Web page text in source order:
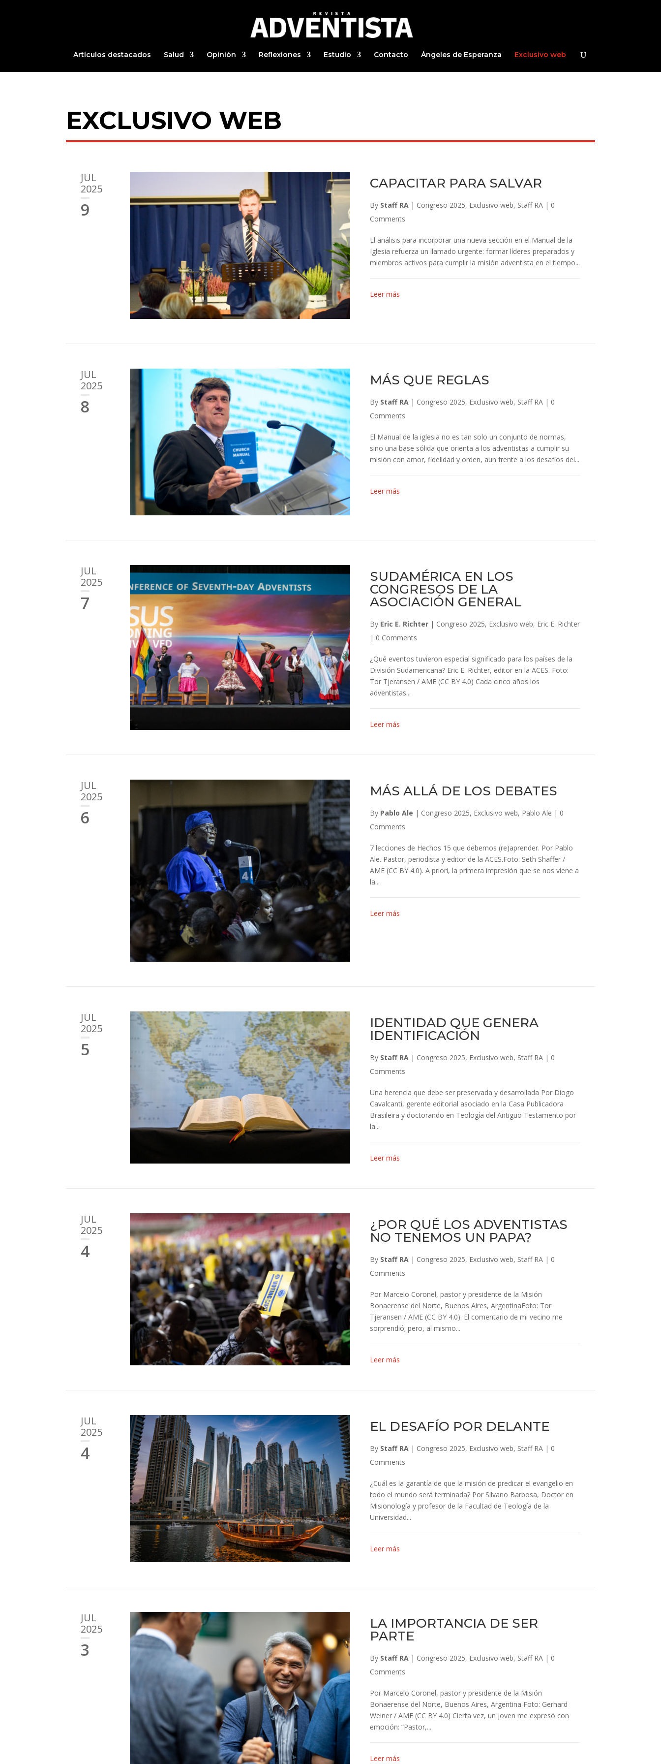
Artículos destacados Salud Opinión Reflexiones Estudio Contacto Ángeles de Esperanza Exclusivo web
EXCLUSIVO WEB
JUL
2025
9
CAPACITAR PARA SALVAR
By Staff RA | Congreso 2025, Exclusivo web, Staff RA | 0
Comments
El análisis para incorporar una nueva sección en el Manual de la
Iglesia refuerza un llamado urgente: formar líderes preparados y
miembros activos para cumplir la misión adventista en el tiempo...
Leer más
JUL
2025
8
MÁS QUE REGLAS
By Staff RA | Congreso 2025, Exclusivo web, Staff RA | 0
Comments
El Manual de la iglesia no es tan solo un conjunto de normas,
sino una base sólida que orienta a los adventistas a cumplir su
misión con amor, fidelidad y orden, aun frente a los desafíos del...
Leer más
JUL
2025
7
SUDAMÉRICA EN LOS
CONGRESOS DE LA
ASOCIACIÓN GENERAL
By Eric E. Richter | Congreso 2025, Exclusivo web, Eric E. Richter
| 0 Comments
¿Qué eventos tuvieron especial significado para los países de la
División Sudamericana? Eric E. Richter, editor en la ACES. Foto:
Tor Tjeransen / AME (CC BY 4.0) Cada cinco años los
adventistas...
Leer más
JUL
2025
6
MÁS ALLÁ DE LOS DEBATES
By Pablo Ale | Congreso 2025, Exclusivo web, Pablo Ale | 0
Comments
7 lecciones de Hechos 15 que debemos (re)aprender. Por Pablo
Ale. Pastor, periodista y editor de la ACES.Foto: Seth Shaffer /
AME (CC BY 4.0). A priori, la primera impresión que se nos viene a
la...
Leer más
JUL
2025
5
IDENTIDAD QUE GENERA
IDENTIFICACIÓN
By Staff RA | Congreso 2025, Exclusivo web, Staff RA | 0
Comments
Una herencia que debe ser preservada y desarrollada Por Diogo
Cavalcanti, gerente editorial asociado en la Casa Publicadora
Brasileira y doctorando en Teología del Antiguo Testamento por
la...
Leer más
JUL
2025
4
¿POR QUÉ LOS ADVENTISTAS
NO TENEMOS UN PAPA?
By Staff RA | Congreso 2025, Exclusivo web, Staff RA | 0
Comments
Por Marcelo Coronel, pastor y presidente de la Misión
Bonaerense del Norte, Buenos Aires, ArgentinaFoto: Tor
Tjeransen / AME (CC BY 4.0). El comentario de mi vecino me
sorprendió; pero, al mismo...
Leer más
JUL
2025
4
EL DESAFÍO POR DELANTE
By Staff RA | Congreso 2025, Exclusivo web, Staff RA | 0
Comments
¿Cuál es la garantía de que la misión de predicar el evangelio en
todo el mundo será terminada? Por Silvano Barbosa, Doctor en
Misionología y profesor de la Facultad de Teología de la
Universidad...
Leer más
JUL
2025
3
LA IMPORTANCIA DE SER
PARTE
By Staff RA | Congreso 2025, Exclusivo web, Staff RA | 0
Comments
Por Marcelo Coronel, pastor y presidente de la Misión
Bonaerense del Norte, Buenos Aires, Argentina Foto: Gerhard
Weiner / AME (CC BY 4.0) Cierta vez, un joven me expresó con
emoción: “Pastor,...
Leer más